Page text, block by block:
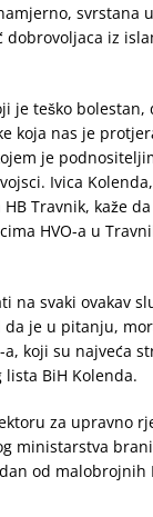
svrstana
iz
je teško
koja nas je
je
Ivica
Travnik, kaže
HVO-a u
na svaki ovakav
je u pitanju,
koji su najveća
lista BiH Kolenda.
za upravno
ministarstva
od malobrojnih